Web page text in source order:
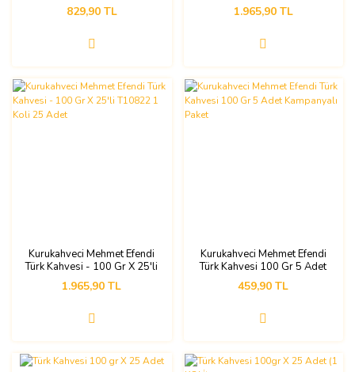
829,90 TL 1.965,90 TL
Kurukahveci Mehmet Efendi
Türk Kahvesi - 100 Gr X 25'li
T10822 1 Koli 25 Adet
1.965,90 TL
Kurukahveci Mehmet Efendi
Türk Kahvesi 100 Gr 5 Adet
Kampanyalı Paket
459,90 TL